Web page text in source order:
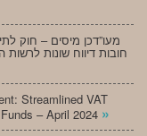
חובות דיווח שונות
Streamlined VAT
– April 2024 »